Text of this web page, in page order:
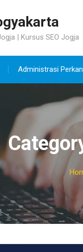
| Kursus SEO Jogja
Administrasi